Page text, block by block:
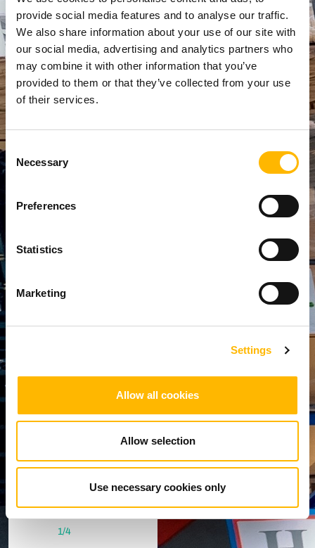
provide social media features and to analyse our traffic.
We also share information about your use of our site with
our social media, advertising and analytics partners who
may combine it with other information that you’ve
provided to them or that they’ve collected from your use
of their services.
Consent
Selection
Necessary
Preferences
Statistics
Marketing
Settings
Allow all cookies
Allow selection
Use necessary cookies only
Une plus
grande
transparence
de la
d'approvisionnement
Visibilité de
suivi en
visibilité
nement, ce
prise de
décision et la
é.
des coûts
Minimiser les
diminuer les
opérationnell
es grâce à un
prévisions
1/4